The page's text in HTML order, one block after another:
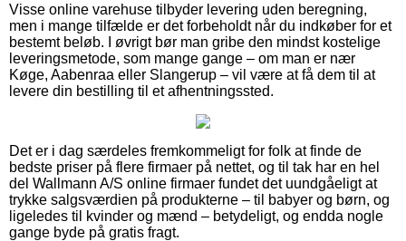
Visse online varehuse tilbyder levering uden beregning,
men i mange tilfælde er det forbeholdt når du indkøber for et
bestemt beløb. I øvrigt bør man gribe den mindst kostelige
leveringsmetode, som mange gange – om man er nær
Køge, Aabenraa eller Slangerup – vil være at få dem til at
levere din bestilling til et afhentningssted.
Det er i dag særdeles fremkommeligt for folk at finde de
bedste priser på flere firmaer på nettet, og til tak har en hel
del Wallmann A/S online firmaer fundet det uundgåeligt at
trykke salgsværdien på produkterne – til babyer og børn, og
ligeledes til kvinder og mænd – betydeligt, og endda nogle
gange byde på gratis fragt.